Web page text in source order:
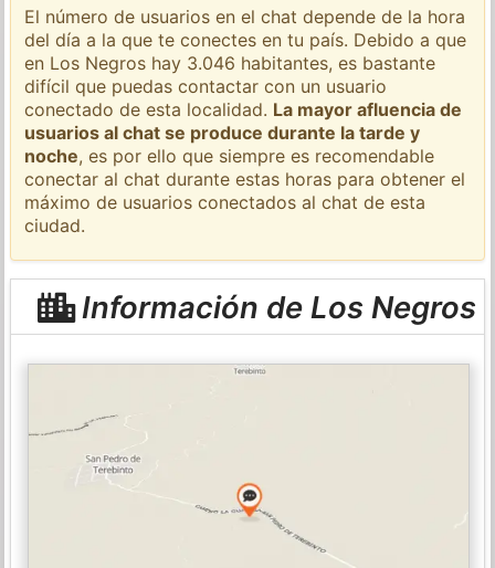
El número de usuarios en el chat depende de la hora
del día a la que te conectes en tu país. Debido a que
en Los Negros hay 3.046 habitantes, es bastante
difícil que puedas contactar con un usuario
conectado de esta localidad. La mayor afluencia de
usuarios al chat se produce durante la tarde y
noche, es por ello que siempre es recomendable
conectar al chat durante estas horas para obtener el
máximo de usuarios conectados al chat de esta
ciudad.
Información de Los Negros